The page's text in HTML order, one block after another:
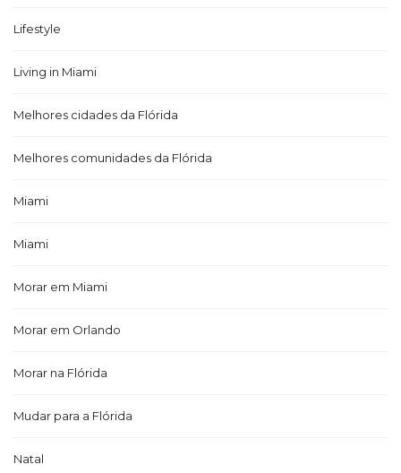
Lifestyle
Living in Miami
Melhores cidades da Flórida
Melhores comunidades da Flórida
Miami
Miami
Morar em Miami
Morar em Orlando
Morar na Flórida
Mudar para a Flórida
Natal